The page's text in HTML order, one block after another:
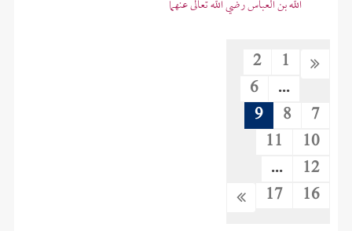
الله بن العباس رضي الله تعالى عنهما
1
2
...
6
7
8
9
10
11
12
...
16
17